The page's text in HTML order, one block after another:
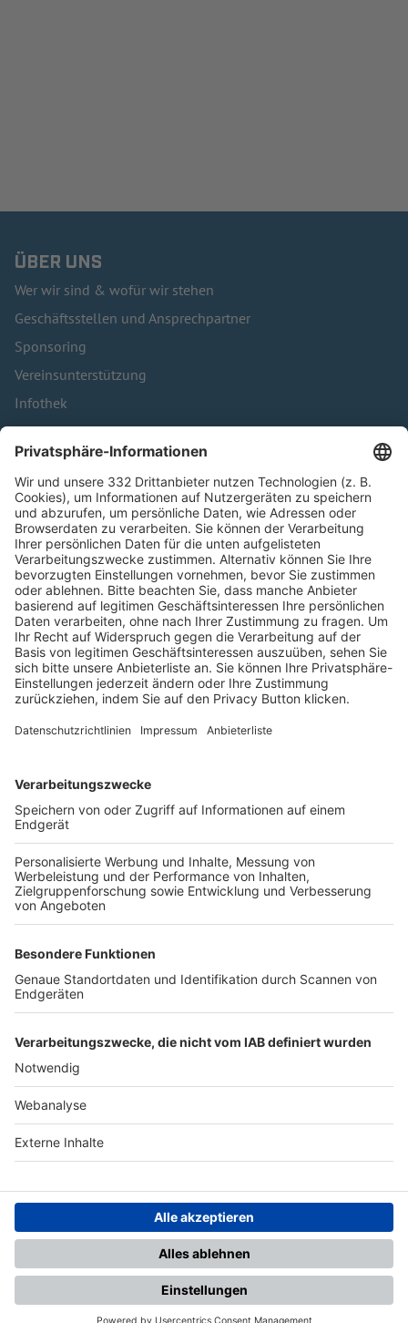
ÜBER UNS
Wer wir sind & wofür wir stehen
Geschäftsstellen und Ansprechpartner
Sponsoring
Vereinsunterstützung
Infothek
Kontakt
HÄUFIG BESUCHTE SEITEN
Pässe und Vereinswechsel
Trainerausbildung
Schulungsangebot Vereinsmitarbeiter
BFV-Geschäftsstellen
Trainerbörse
Login SpielPlus
FOLGE DEM BFV
TOP-VEREINE
TOP-PARTNER
SFV DFB
Nutzungsbedingungen Datenschutz Impressum
Ihr Gerät wird möglicherweise
nicht vollständig unterstützt.
Für die beste Nutzung empfehlen
wir ein kompatibles Gerät oder
einen aktuellen Browser.